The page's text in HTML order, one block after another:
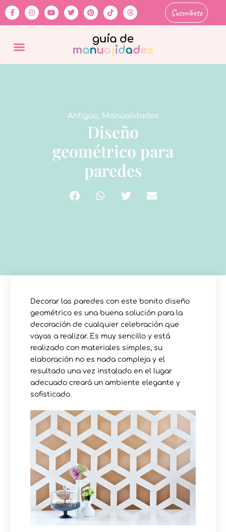
Suscríbete
Antiguo, Manualidades
Diseño
geométrico para
paredes
Decorar las paredes con este bonito diseño
geométrico es una buena solución para la
decoración de cualquier celebración que
vayas a realizar. Es muy sencillo y está
realizado con materiales simples, su
elaboración no es nada compleja y el
resultado una vez instalado en el lugar
adecuado creará un ambiente elegante y
sofisticado.